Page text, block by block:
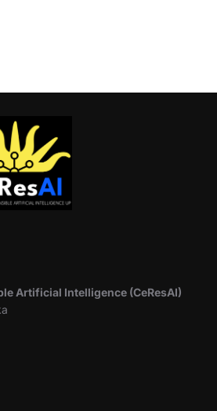
Artificial Intelligence (CeResAI)